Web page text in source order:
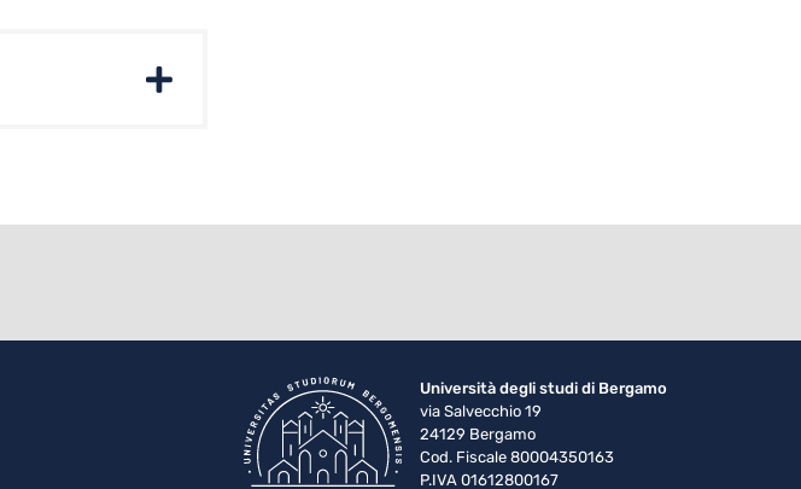
Università degli studi di Bergamo
via Salvecchio 19
24129 Bergamo
Cod. Fiscale 80004350163
P.IVA 01612800167